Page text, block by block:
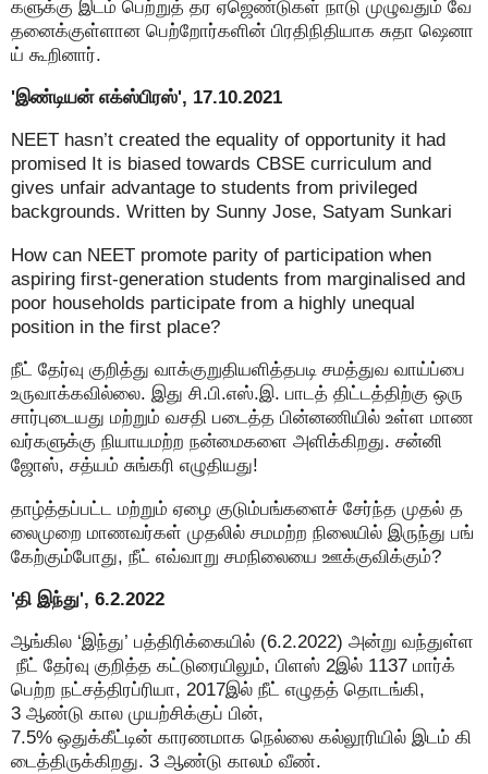
களுக்கு இடம் பெற்றுத் தர ஏஜெண்டுகள் நாடு முழுவதும் வே
தனைக்குள்ளான பெற்றோர்களின் பிரதிநிதியாக சுதா ஷெனா
ய் கூறினார்.
'இண்டியன் எக்ஸ்பிரஸ்', 17.10.2021
NEET hasn’t created the equality of opportunity it had
promised It is biased towards CBSE curriculum and
gives unfair advantage to students from privileged
backgrounds. Written by Sunny Jose, Satyam Sunkari
How can NEET promote parity of participation when
aspiring first-generation students from marginalised and
poor households participate from a highly unequal
position in the first place?
நீட் தேர்வு குறித்து வாக்குறுதியளித்தபடி சமத்துவ வாய்ப்பை
உருவாக்கவில்லை. இது சி.பி.எஸ்.இ. பாடத் திட்டத்திற்கு ஒரு
சார்புடையது மற்றும் வசதி படைத்த பின்னணியில் உள்ள மாண
வர்களுக்கு நியாயமற்ற நன்மைகளை அளிக்கிறது. சன்னி
ஜோஸ், சத்யம் சுங்கரி எழுதியது!
தாழ்த்தப்பட்ட மற்றும் ஏழை குடும்பங்களைச் சேர்ந்த முதல் த
லைமுறை மாணவர்கள் முதலில் சமமற்ற நிலையில் இருந்து பங்
கேற்கும்போது, நீட் எவ்வாறு சமநிலையை ஊக்குவிக்கும்?
'தி இந்து', 6.2.2022
ஆங்கில ‘இந்து’ பத்திரிக்கையில் (6.2.2022) அன்று வந்துள்ள
நீட் தேர்வு குறித்த கட்டுரையிலும், பிளஸ் 2இல் 1137 மார்க்
பெற்ற நட்சத்திரப்ரியா, 2017இல் நீட் எழுதத் தொடங்கி,
3 ஆண்டு கால முயற்சிக்குப் பின்,
7.5% ஒதுக்கீட்டின் காரணமாக நெல்லை கல்லூரியில் இடம் கி
டைத்திருக்கிறது. 3 ஆண்டு காலம் வீண்.